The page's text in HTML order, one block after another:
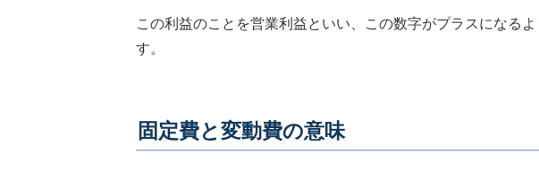
この利益のことを営業利益といい、この数字がプラスになる
す。
固定費と変動費の意味